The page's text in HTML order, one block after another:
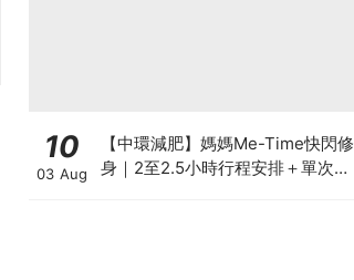
10
03 Aug
【中環減肥】媽媽Me-Time快閃修
身｜2至2.5小時行程安排＋單次收